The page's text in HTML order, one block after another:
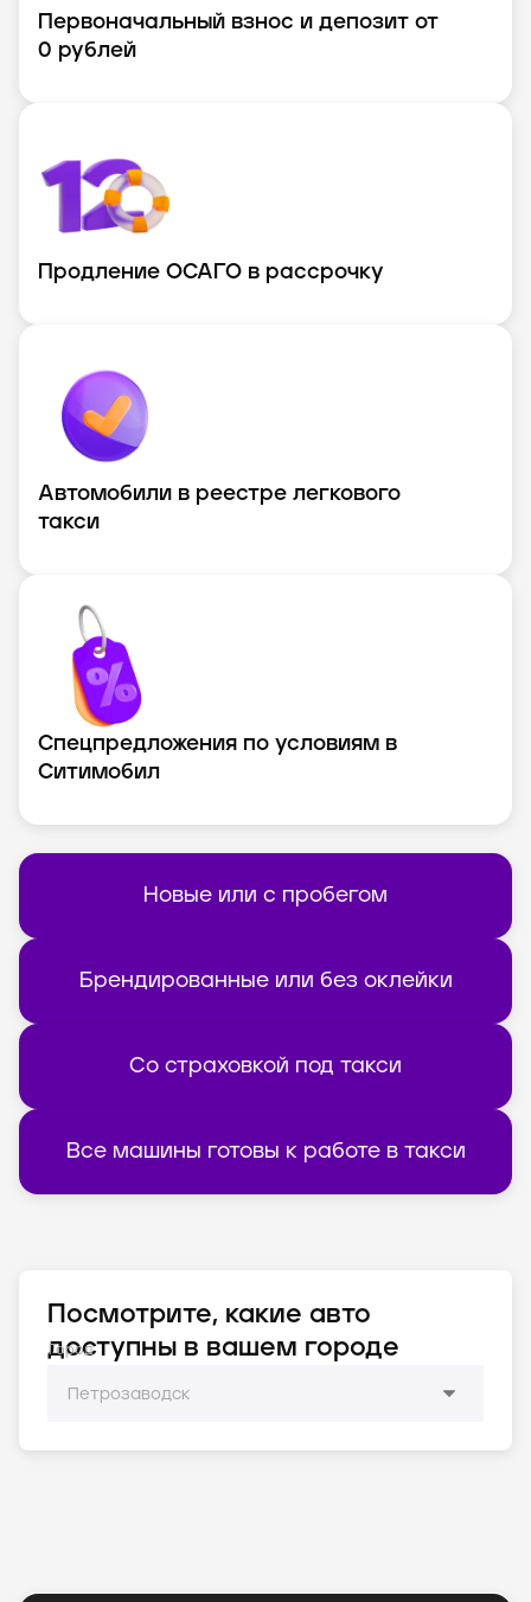
Первоначальный взнос и депозит от
0 рублей
Продление ОСАГО в рассрочку
Автомобили в реестре легкового
такси
Спецпредложения по условиям в
Ситимобил
Новые или с пробегом
Брендированные или без оклейки
Со страховкой под такси
Все машины готовы к работе в такси
Посмотрите, какие авто
доступны в вашем городе
Город